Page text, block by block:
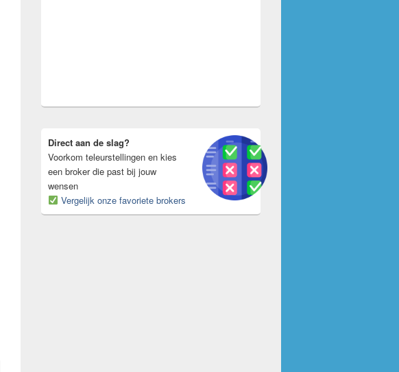
Direct aan de slag?
Voorkom teleurstellingen en kies
een broker die past bij jouw
wensen
Vergelijk onze favoriete brokers